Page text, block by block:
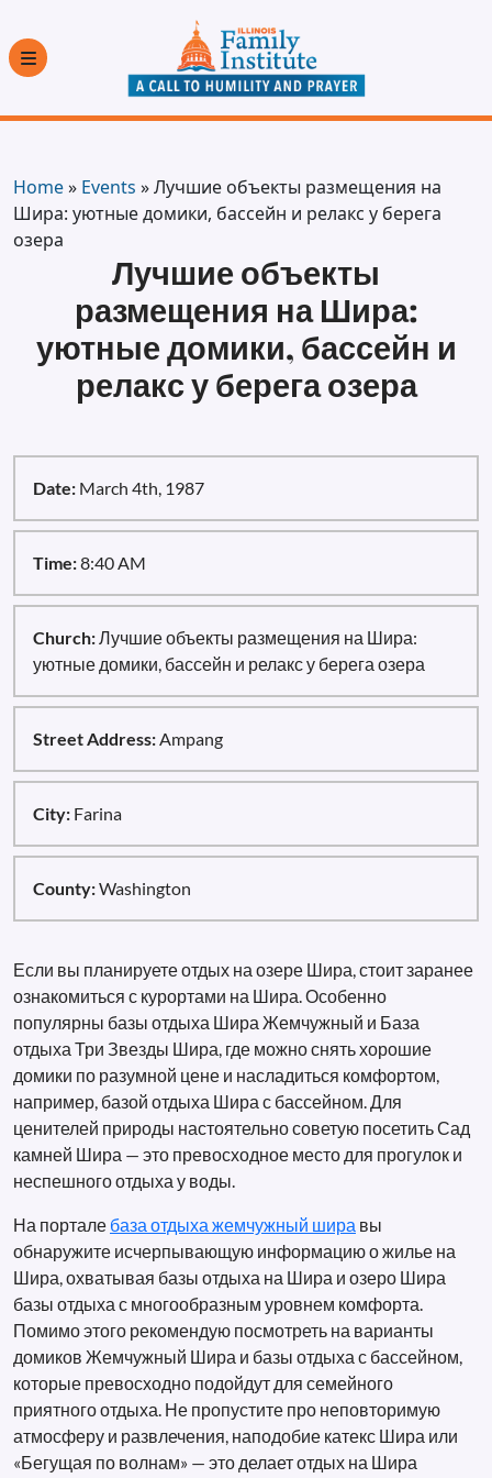
Home» Events »Лучшие объекты размещения на
Шира: уютные домики, бассейн и релакс у берега
озера
Лучшие объекты
размещения на Шира:
уютные домики, бассейн и
релакс у берега озера
Date: March 4th, 1987
Time:8:40 AM
Church:Лучшие объекты размещения на Шира:
уютные домики, бассейн и релакс у берега озера
Street Address:Ampang
City: Farina
County:Washington
Если вы планируете отдых на озере Шира, стоит заранее
ознакомиться с курортами на Шира. Особенно
популярны базы отдыха Шира Жемчужный и База
отдыха Три Звезды Шира, где можно снять хорошие
домики по разумной цене и насладиться комфортом,
например, базой отдыха Шира с бассейном. Для
ценителей природы настоятельно советую посетить Сад
камней Шира — это превосходное место для прогулок и
неспешного отдыха у воды.
На портале база отдыха жемчужный шира вы
обнаружите исчерпывающую информацию о жилье на
Шира, охватывая базы отдыха на Шира и озеро Шира
базы отдыха с многообразным уровнем комфорта.
Помимо этого рекомендую посмотреть на варианты
домиков Жемчужный Шира и базы отдыха с бассейном,
которые превосходно подойдут для семейного
приятного отдыха. Не пропустите про неповторимую
атмосферу и развлечения, наподобие катекс Шира или
«Бегущая по волнам» — это делает отдых на Шира